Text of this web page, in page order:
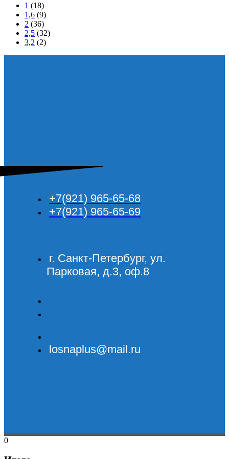
1 (18)
1,6 (9)
2 (36)
2,5 (32)
3,2 (2)
+7(921) 965-65-68
+7(921) 965-65-69
г. Санкт-Петербург, ул.
Парковая, д.3, оф.8
losnaplus@mail.ru
0